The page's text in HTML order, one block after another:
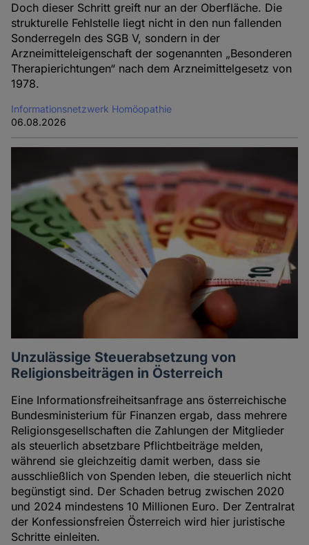
Doch dieser Schritt greift nur an der Oberfläche. Die
strukturelle Fehlstelle liegt nicht in den nun fallenden
Sonderregeln des SGB V, sondern in der
Arzneimitteleigenschaft der sogenannten „Besonderen
Therapierichtungen“ nach dem Arzneimittelgesetz von
1978.
Informationsnetzwerk Homöopathie
06.08.2026
Unzulässige Steuerabsetzung von
Religionsbeiträgen in Österreich
Eine Informationsfreiheitsanfrage ans österreichische
Bundesministerium für Finanzen ergab, dass mehrere
Religionsgesellschaften die Zahlungen der Mitglieder
als steuerlich absetzbare Pflichtbeiträge melden,
während sie gleichzeitig damit werben, dass sie
ausschließlich von Spenden leben, die steuerlich nicht
begünstigt sind. Der Schaden betrug zwischen 2020
und 2024 mindestens 10 Millionen Euro. Der Zentralrat
der Konfessionsfreien Österreich wird hier juristische
Schritte einleiten.